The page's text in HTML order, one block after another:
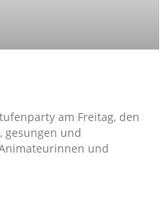
am Freitag, den
gesungen und
und